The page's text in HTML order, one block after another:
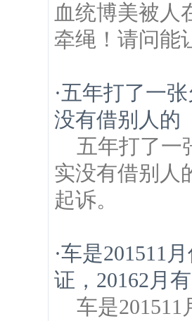
血统博美被人
牵绳！请问能
·五年打了一
没有借别人的
五年打了一
实没有借别人
起诉。
·车是201511
证，20162月
车是